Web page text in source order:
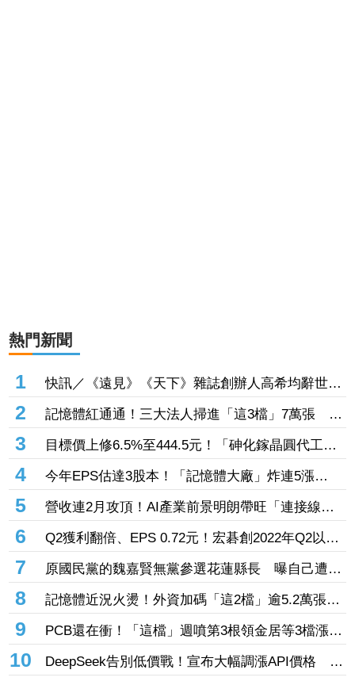
熱門新聞
1
快訊／《遠見》《天下》雜誌創辦人高希均辭世
享耆壽90歲
2
記憶體紅通通！三大法人掃進「這3檔」7萬張 砸
229億元連4日補貨南亞科
3
目標價上修6.5%至444.5元！「砷化鎵晶圓代工
廠」7月營收創4年半新高 1.6T光通訊開始貢獻營
收
4
今年EPS估達3股本！「記憶體大廠」炸連5漲
44% 外資卻砍近1.8萬張抱回31.5億元
5
營收連2月攻頂！AI產業前景明朗帶旺「連接線束
大廠」成長 外資目標價喊上3665元
6
Q2獲利翻倍、EPS 0.72元！宏碁創2022年Q2以來
新高 9月IFA將發表AI PC新品
7
原國民黨的魏嘉賢無黨參選花蓮縣長 曝自己遭打
壓當花蓮市長水塔還被投毒「次氯酸鈉」
8
記憶體近況火燙！外資加碼「這2檔」逾5.2萬張
旺宏獲投入近17億元、近5日大漲40%
9
PCB還在衝！「這檔」週噴第3根領金居等3檔漲
停 台燿連5漲51.5%、景碩累漲48%
10
DeepSeek告別低價戰！宣布大幅調漲API價格 AI
商業化邁入新階段